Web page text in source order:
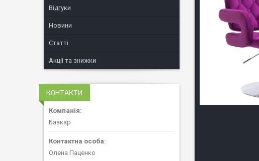
Відгуки
Новини
Статті
Акціі та знижки
КОНТАКТИ
Базкар
Олена Паценко